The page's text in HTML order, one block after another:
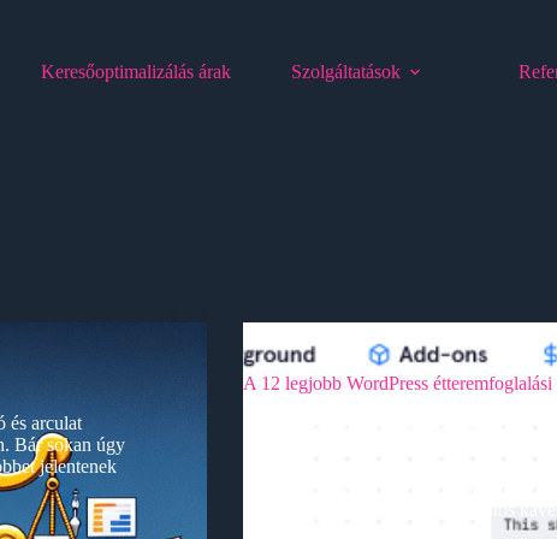
Keresőoptimalizálás árak Szolgáltatások
és arculat
Bár sokan úgy
jelentenek
A 12 legjobb WordPress